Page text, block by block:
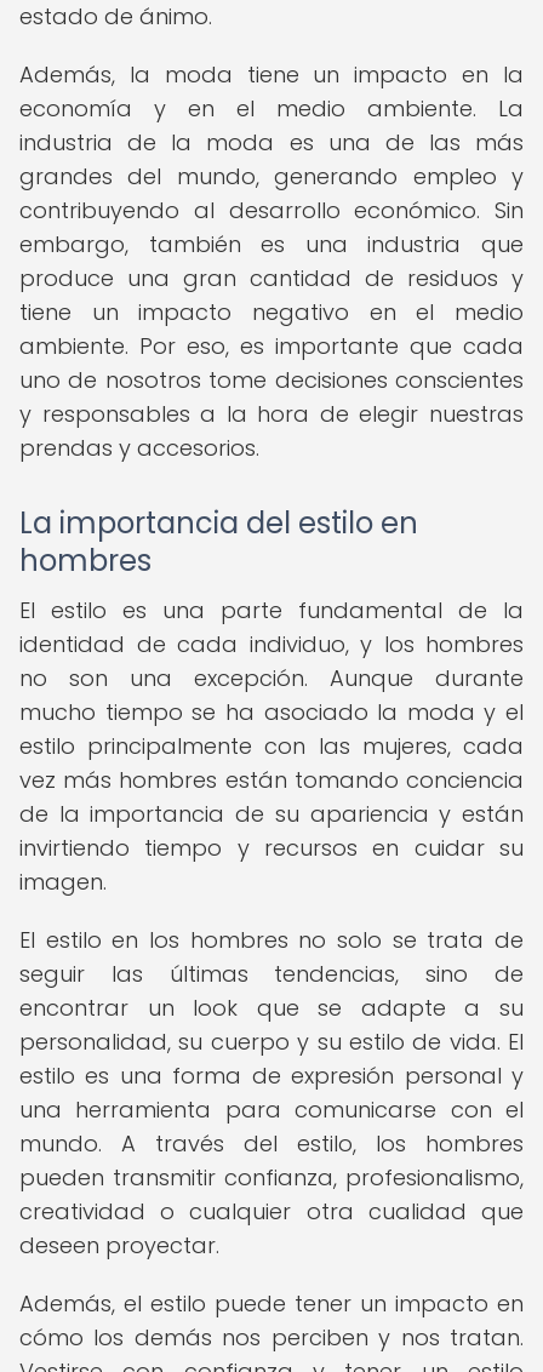
estado de ánimo.
Además, la moda tiene un impacto en la
economía y en el medio ambiente. La
industria de la moda es una de las más
grandes del mundo, generando empleo y
contribuyendo al desarrollo económico. Sin
embargo, también es una industria que
produce una gran cantidad de residuos y
tiene un impacto negativo en el medio
ambiente. Por eso, es importante que cada
uno de nosotros tome decisiones conscientes
y responsables a la hora de elegir nuestras
prendas y accesorios.
La importancia del estilo en
hombres
El estilo es una parte fundamental de la
identidad de cada individuo, y los hombres
no son una excepción. Aunque durante
mucho tiempo se ha asociado la moda y el
estilo principalmente con las mujeres, cada
vez más hombres están tomando conciencia
de la importancia de su apariencia y están
invirtiendo tiempo y recursos en cuidar su
imagen.
El estilo en los hombres no solo se trata de
seguir las últimas tendencias, sino de
encontrar un look que se adapte a su
personalidad, su cuerpo y su estilo de vida. El
estilo es una forma de expresión personal y
una herramienta para comunicarse con el
mundo. A través del estilo, los hombres
pueden transmitir confianza, profesionalismo,
creatividad o cualquier otra cualidad que
deseen proyectar.
Además, el estilo puede tener un impacto en
cómo los demás nos perciben y nos tratan.